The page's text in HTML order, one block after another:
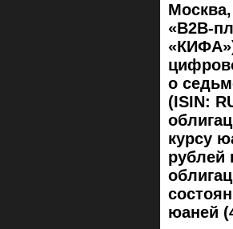
«B2B-
о
(ISIN:
курсу
рублей
юаней